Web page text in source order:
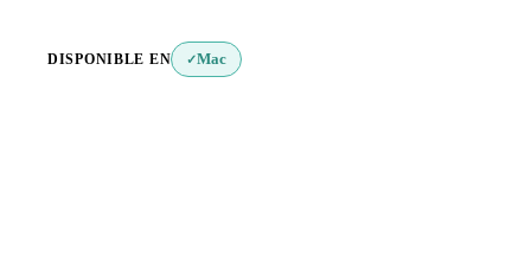
DISPONIBLE EN ✓Mac